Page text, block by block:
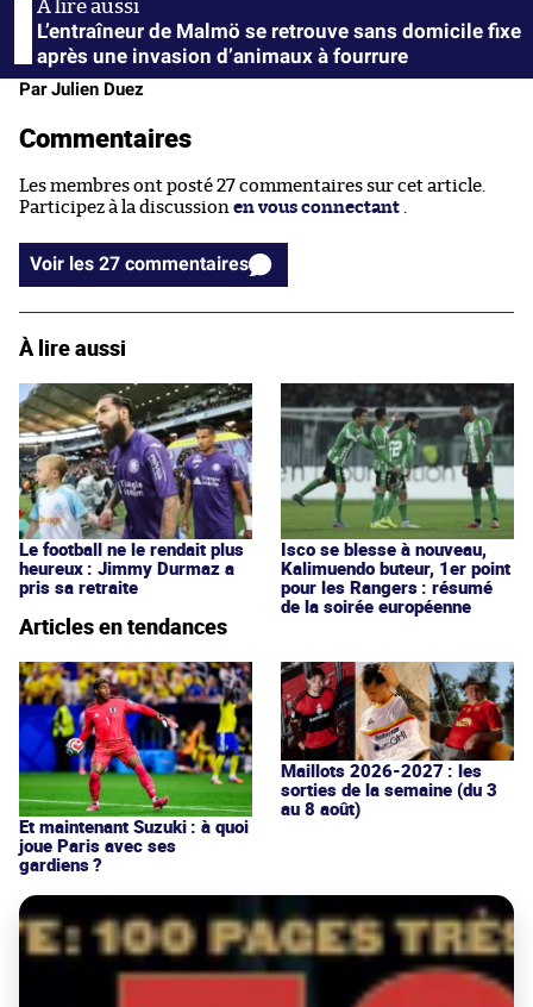
L’entraîneur de Malmö se retrouve sans domicile fixe
après une invasion d’animaux à fourrure
Par Julien Duez
Commentaires
Les membres ont posté 27 commentaires sur cet article.
Participez à la discussion en vous connectant
Voir les 27 commentaires
À lire aussi
Le football ne le rendait plus
heureux : Jimmy Durmaz a
pris sa retraite
Isco se blesse à nouveau,
Kalimuendo buteur, 1er point
pour les Rangers : résumé
de la soirée européenne
Articles en tendances
Et maintenant Suzuki : à quoi
joue Paris avec ses
gardiens ?
Maillots 2026-2027 : les
sorties de la semaine (du 3
au 8 août)